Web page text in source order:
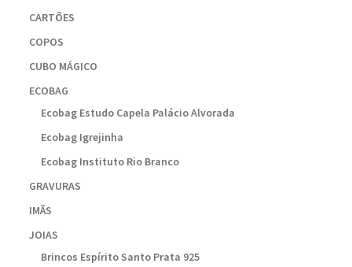
CARTÕES
COPOS
CUBO MÁGICO
ECOBAG
Ecobag Estudo Capela Palácio Alvorada
Ecobag Igrejinha
Ecobag Instituto Rio Branco
GRAVURAS
IMÃS
JOIAS
Brincos Espírito Santo Prata 925